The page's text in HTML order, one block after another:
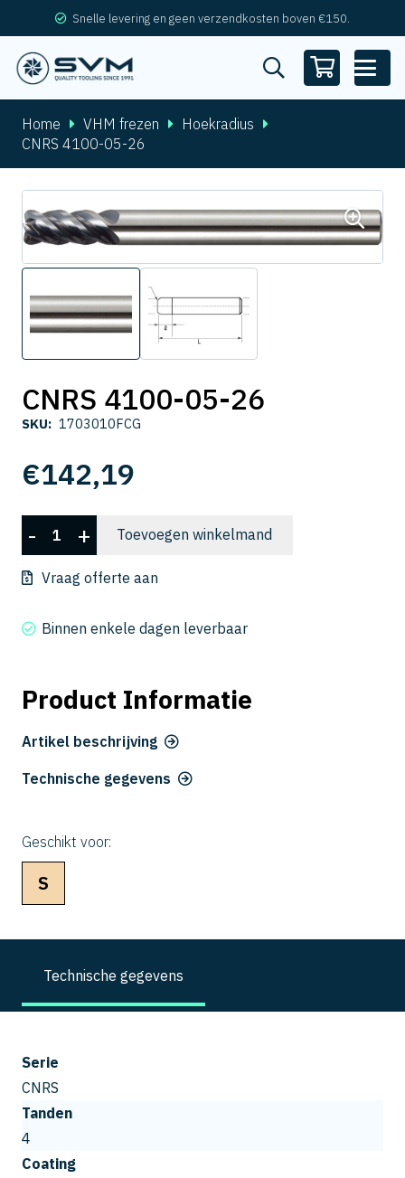
Snelle levering en geen verzendkosten boven €150.
Home VHM frezen
Hoekradius
CNRS 4100-05-26
CNRS 4100-05-26
SKU: 1703010FCG
€142,19
CNRS
4100-
05-
aantal
- + Toevoegen winkelmand
Vraag offerte aan
Binnen enkele dagen leverbaar
Product Informatie
Artikel beschrijving
Technische gegevens
Geschikt voor:
S
Technische gegevens
Serie
CNRS
Tanden
4
Coating